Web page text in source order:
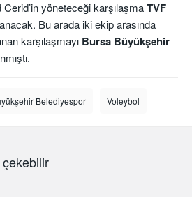
yöneteceği karşılaşmaTVF
Bu arada iki ekip arasında
karşılaşmayı Bursa Büyükşehir
Belediyespor Voleybol